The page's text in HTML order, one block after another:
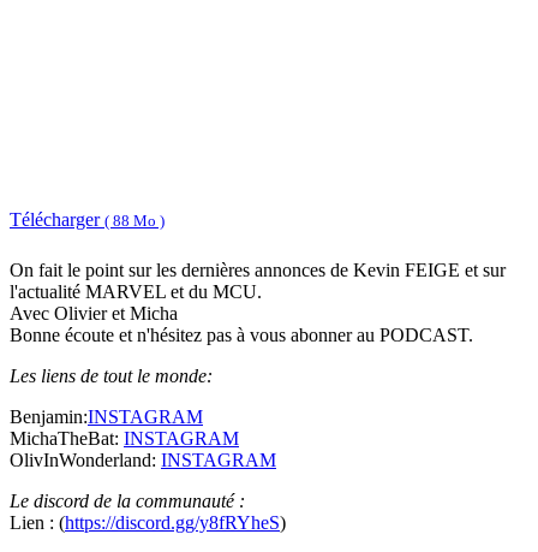
Télécharger ( 88 Mo )
On fait le point sur les dernières annonces de Kevin FEIGE et sur
l'actualité MARVEL et du MCU.
Avec Olivier et Micha
Bonne écoute et n'hésitez pas à vous abonner au PODCAST.
Les liens de tout le monde:
Benjamin:INSTAGRAM
MichaTheBat: INSTAGRAM
OlivInWonderland: INSTAGRAM
Le discord de la communauté :
Lien : (https://discord.gg/y8fRYheS)